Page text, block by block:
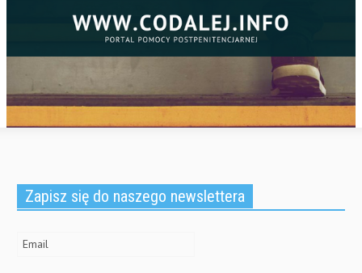
Zapisz się do naszego newslettera